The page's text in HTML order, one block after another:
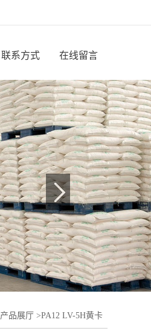
联系方式 在线留言
产品展厅 >PA12 LV-5H黄卡